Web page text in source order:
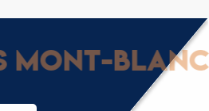
Blanc :